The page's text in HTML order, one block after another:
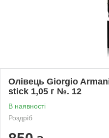
Олівець Giorgio
stick 1,05 г №. 12
В наявності
Роздріб